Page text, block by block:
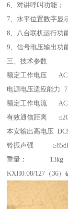
6、对讲呼叫功能；
7、水平位置数字显
8、八台联机运行功
9、信号电压输出功
三、技术参数
额定工作电压
电源电压适应能力
额定工作电流
有效通信距离
本安输出高电压
铃振声强
重量： 13kg
KXH0.08/127（36